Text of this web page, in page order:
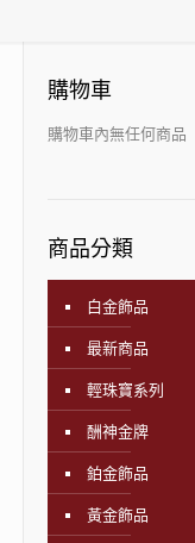
購物車
購物車內無任何商品
商品分類
白金飾品
最新商品
輕珠寶系列
酬神金牌
鉑金飾品
黃金飾品